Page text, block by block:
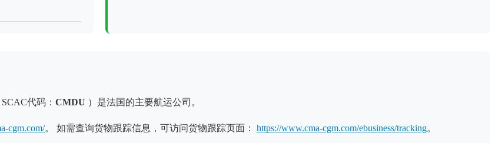
SCAC代码： CMDU ）是法国的主要航运公司。
cgm.com/。 如需查询货物跟踪信息，可访问货物跟踪页面： https://www.cma-cgm.com/ebusiness/tracking。